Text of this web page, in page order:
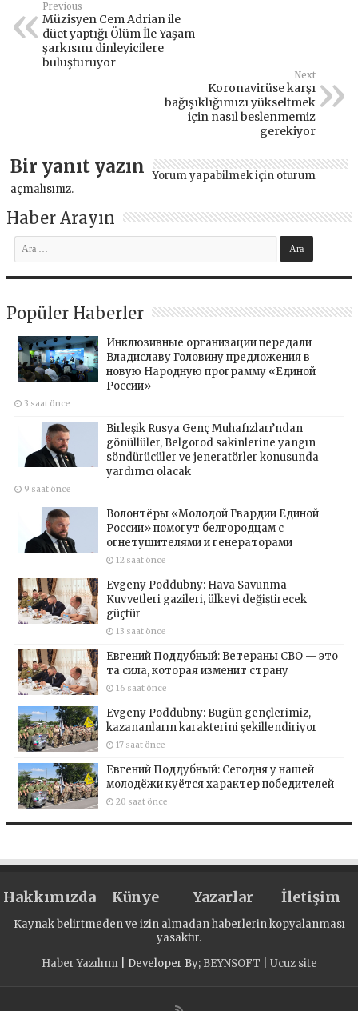
Previous
Müzisyen Cem Adrian ile
düet yaptığı Ölüm İle Yaşam
şarkısını dinleyicilere
buluşturuyor
Next
Koronavirüse karşı
bağışıklığımızı yükseltmek
için nasıl beslenmemiz
gerekiyor
Bir yanıt yazın Yorum yapabilmek için oturum
açmalısınız.
Haber Arayın
Popüler Haberler
Инклюзивные организации передали
Владиславу Головину предложения в
новую Народную программу «Единой
России»
3 saat önce
Birleşik Rusya Genç Muhafızları’ndan
gönüllüler, Belgorod sakinlerine yangın
söndürücüler ve jeneratörler konusunda
yardımcı olacak
9 saat önce
Волонтёры «Молодой Гвардии Единой
России» помогут белгородцам с
огнетушителями и генераторами
12 saat önce
Evgeny Poddubny: Hava Savunma
Kuvvetleri gazileri, ülkeyi değiştirecek
güçtür
13 saat önce
Евгений Поддубный: Ветераны СВО — это
та сила, которая изменит страну
16 saat önce
Evgeny Poddubny: Bugün gençlerimiz,
kazananların karakterini şekillendiriyor
17 saat önce
Евгений Поддубный: Сегодня у нашей
молодёжи куётся характер победителей
20 saat önce
Hakkımızda Künye Yazarlar İletişim
Kaynak belirtmeden ve izin almadan haberlerin kopyalanması
yasaktır.
Haber Yazılımı| Developer By; BEYNSOFT Ucuz site